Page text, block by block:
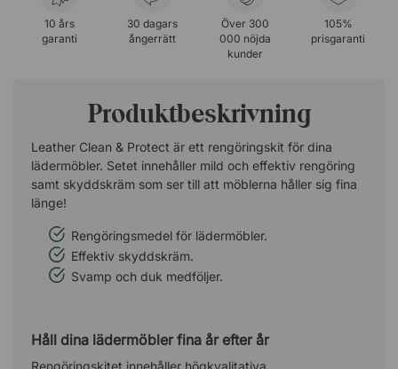
10 års
garanti
30 dagars
ångerrätt
Över 300
000 nöjda
kunder
105%
prisgaranti
Produktbeskrivning
Leather Clean & Protect är ett rengöringskit för dina
lädermöbler. Setet innehåller mild och effektiv rengöring
samt skyddskräm som ser till att möblerna håller sig fina
länge!
Rengöringsmedel för lädermöbler.
Effektiv skyddskräm.
Svamp och duk medföljer.
Håll dina lädermöbler fina år efter år
Rengöringskitet innehåller högkvalitativa